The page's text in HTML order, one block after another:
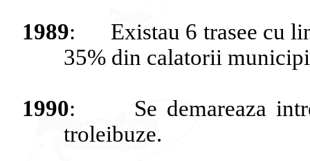
1989: Existau 6 trasee cu
35% din calatorii
1990: Se demareaza
troleibuze.